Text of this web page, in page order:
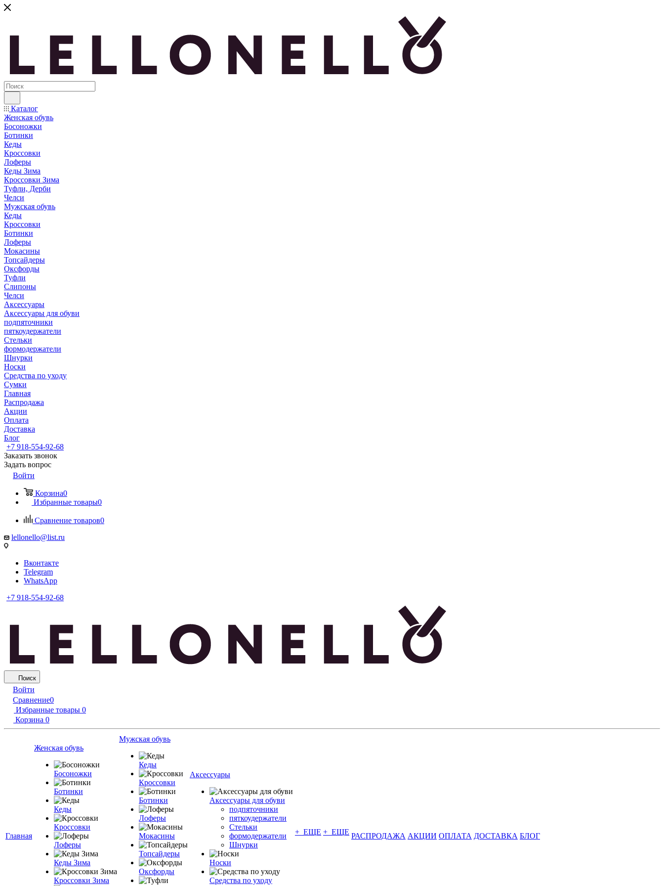
Каталог
Женская обувь
Босоножки
Ботинки
Кеды
Кроссовки
Лоферы
Кеды Зима
Кроссовки Зима
Туфли, Дерби
Челси
Мужская обувь
Кеды
Кроссовки
Ботинки
Лоферы
Мокасины
Топсайдеры
Оксфорды
Туфли
Слипоны
Челси
Аксессуары
Аксессуары для обуви
подпяточники
пяткоудержатели
Стельки
формодержатели
Шнурки
Носки
Средства по уходу
Сумки
Главная
Распродажа
Акции
Оплата
Доставка
Блог
+7 918-554-92-68
Заказать звонок
Задать вопрос
Войти
Корзина0
Избранные товары0
Сравнение товаров0
lellonello@list.ru
Вконтакте
Telegram
WhatsApp
+7 918-554-92-68
Поиск
Войти
Сравнение0
Избранные товары 0
Корзина 0
Главная
Женская обувь
Босоножки
Ботинки
Кеды
Кроссовки
Лоферы
Кеды Зима
Кроссовки Зима
Мужская обувь
Кеды
Кроссовки
Ботинки
Лоферы
Мокасины
Топсайдеры
Оксфорды
Аксессуары
Аксессуары для обуви
подпяточники
пяткоудержатели
Стельки
формодержатели
Шнурки
Носки
Средства по уходу
+ ЕЩЕ + ЕЩЕ РАСПРОДАЖА АКЦИИ ОПЛАТА ДОСТАВКА БЛОГ